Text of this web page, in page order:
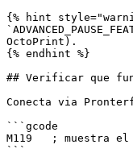
{% hint
OctoPrint).
{% endhint %}
## Verificar que
Conecta via
```gcode
M119   ; muestra
```